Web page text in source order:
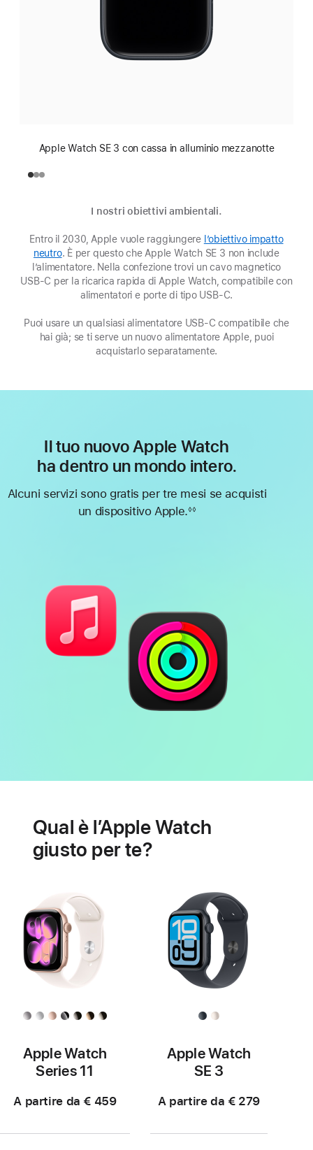
Apple Watch SE 3 con cassa in alluminio mezzanotte
I nostri obiettivi ambientali.
Entro il 2030, Apple vuole raggiungere l’obiettivo impatto
neutro(Si
apre
in
finestra)
. È per questo che Apple Watch SE 3 non include
l’alimentatore. Nella confezione trovi un cavo magnetico
USB‑C per la ricarica rapida di Apple Watch, compatibile con
alimentatori e porte di tipo USB‑C.
Puoi usare un qualsiasi alimentatore USB‑C compatibile che
hai già; se ti serve un nuovo alimentatore Apple, puoi
acquistarlo separatamente.
Il tuo nuovo Apple Watch
ha dentro un mondo intero.
Alcuni servizi sono gratis per tre mesi se acquisti
un dispositivo Apple.◊◊
cardiaca
Qual è l’Apple Watch
giusto per te?
Apple Watch
Series 11
A partire da € 459
Apple Watch
SE 3
A partire da € 279